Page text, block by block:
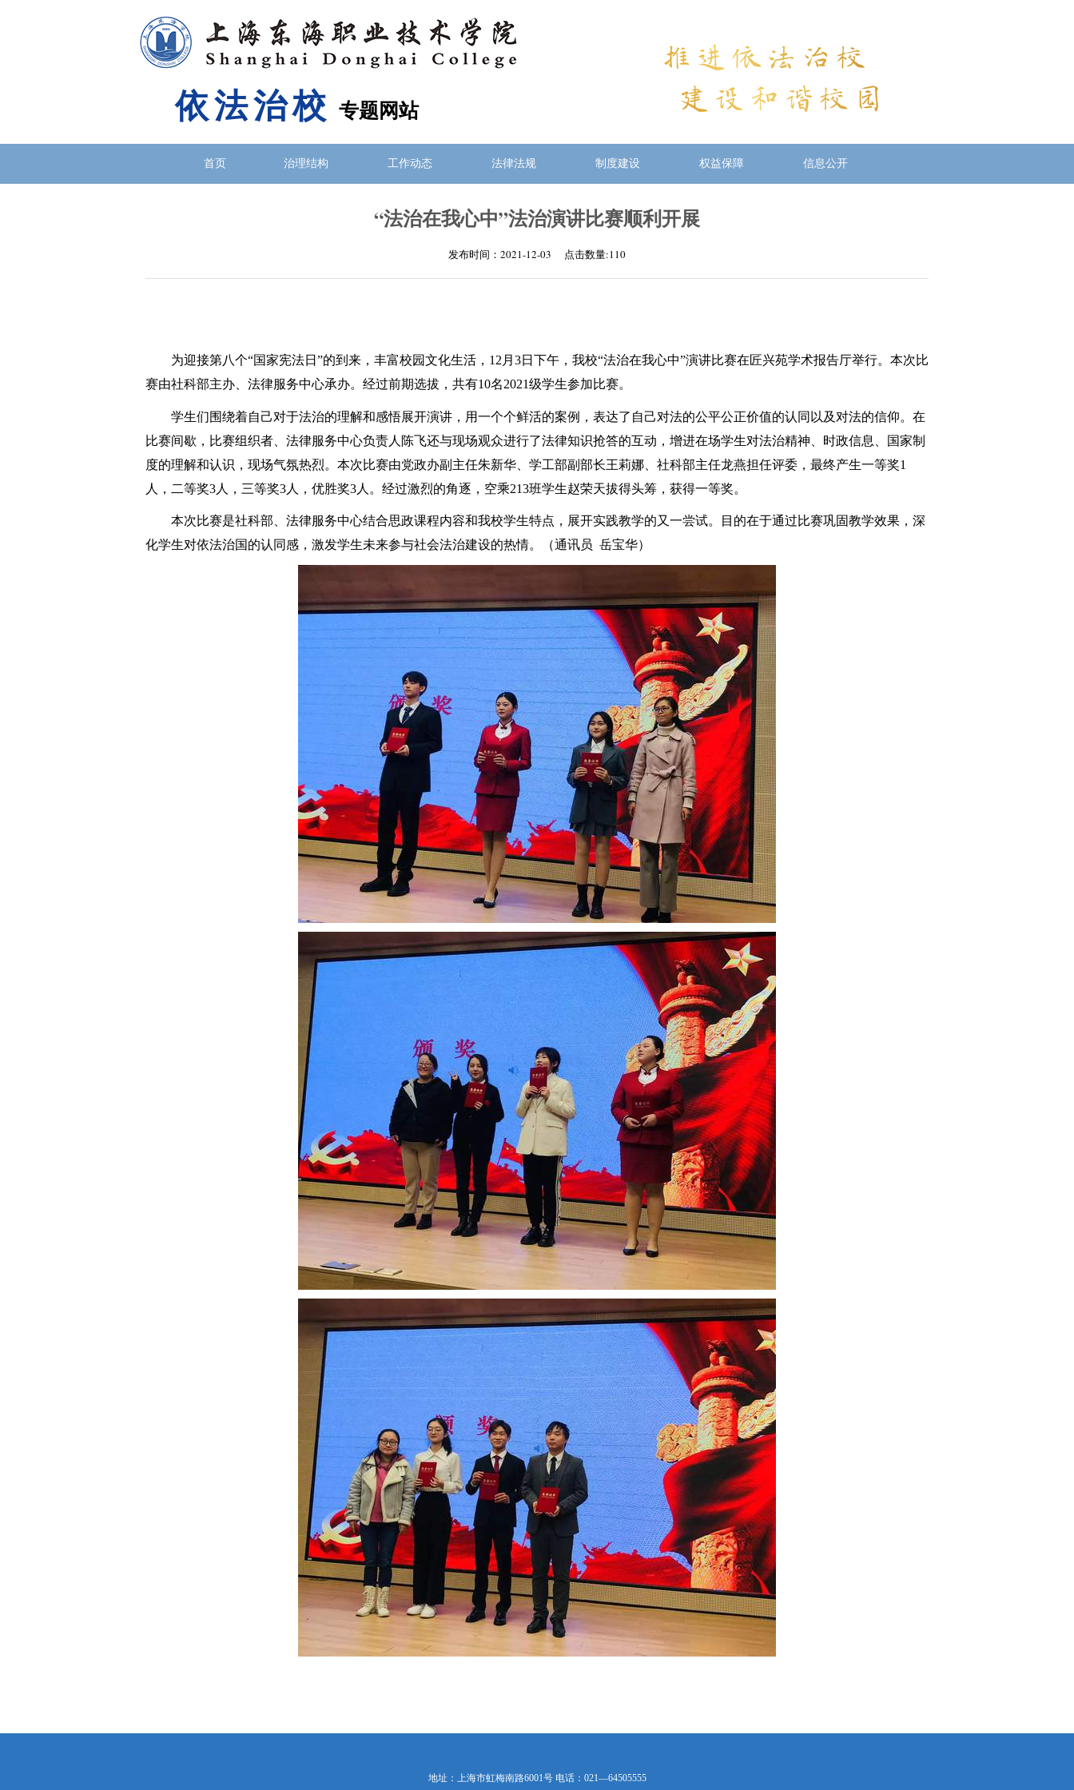
依法治校 专题网站
首页 治理结构 工作动态 法律法规 制度建设 权益保障 信息公开
“法治在我心中”法治演讲比赛顺利开展
发布时间：2021-12-03 点击数量:110
为迎接第八个“国家宪法日”的到来，丰富校园文化生活， 12 月 3日下午，我校“法治在我心中”演讲比赛在匠兴苑学术报告厅举行。本次比
赛由社科部主办、法律服务中心承办。经过前期选拔，共有10名2021级学生参加比赛。
学生们围绕着自己对于法治的理解和感悟展开演讲，用一个个鲜活的案例，表达了自己对法的公平公正价值的认同以及对法的信仰。在
比赛间歇，比赛组织者、法律服务中心负责人陈飞还与现场观众进行了法律知识抢答的互动，增进在场学生对法治精神、时政信息、国家制
度的理解和认识，现场气氛热烈。本次比赛由党政办副主任朱新华、学工部副部长王莉娜、社科部主任龙燕担任评委，最终产生一等奖1
人，二等奖3人，三等奖3人，优胜奖3人。经过激烈的角逐，空乘213班学生赵荣天拔得头筹，获得一等奖。
本次比赛是社科部、法律服务中心结合思政课程内容和我校学生特点，展开实践教学的又一尝试。目的在于通过比赛巩固教学效果，深
化学生对依法治国的认同感，激发学生未来参与社会法治建设的热情。（通讯员 岳宝华）
地址：上海市虹梅南路6001号 电话：021—64505555